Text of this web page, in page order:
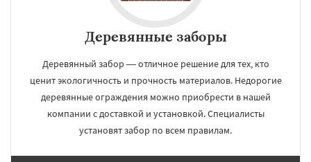
Деревянные заборы
Деревянный забор — отличное решение для тех, кто
ценит экологичность и прочность материалов. Недорогие
деревянные ограждения можно приобрести в нашей
компании с доставкой и установкой. Специалисты
установят забор по всем правилам.